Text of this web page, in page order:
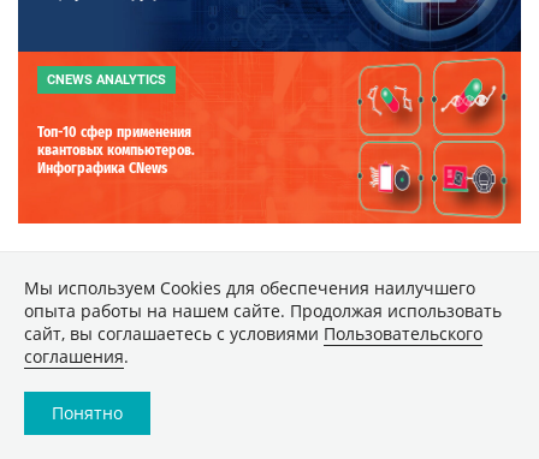
CNEWS ANALYTICS
Топ-10 сфер применения
квантовых компьютеров.
Инфографика CNews
ДРУГИЕ МАТЕРИАЛЫ РУБРИКИ
Мы используем Сookies для обеспечения наилучшего
опыта работы на нашем сайте. Продолжая использовать
сайт, вы соглашаетесь с условиями Пользовательского
соглашения.
Понятно